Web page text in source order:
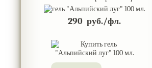
290 руб./фл.